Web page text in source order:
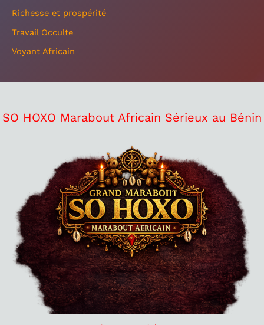
Richesse et prospérité
Travail Occulte
Voyant Africain
SO HOXO Marabout Africain Sérieux au Bénin